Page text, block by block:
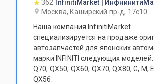
362
InfinitiMarket |
Москва, Каширский пр-д, 17с10
Наша компания InfinitiMarket
специализируется на продаже
автозапчастей для японских
марки INFINITI следующих моделей:
Q70, QX50, QX60, QX70, QX80, G, M,
QX56.